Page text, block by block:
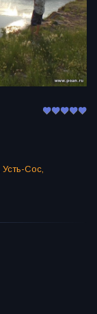
Усть-Сос,